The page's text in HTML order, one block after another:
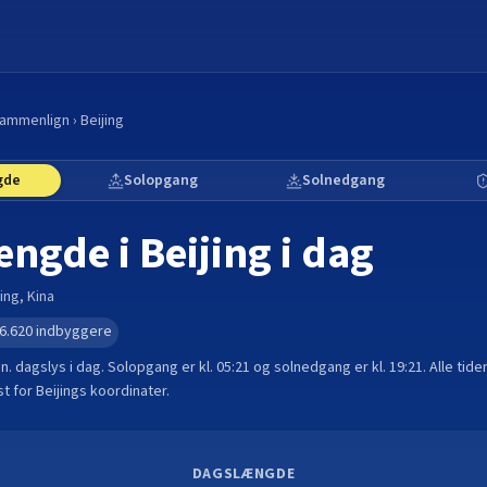
› Beijing
Solopgang Solnedgang
i Beijingi dag
, Kina
indbyggere
dagslys i dag. Solopgang er kl. 05:21 og solnedgang er kl. 19:21. Alle
forBeijings koordinater.
DAGSLÆNGDE